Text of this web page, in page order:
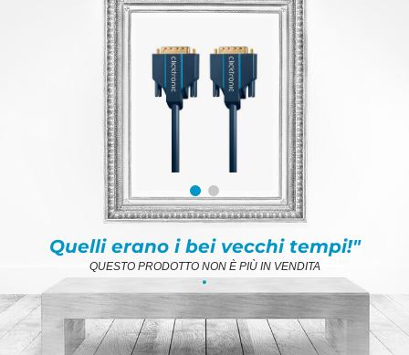
Quelli erano i bei vecchi tempi!"
QUESTO PRODOTTO NON È PIÙ IN VENDITA
.